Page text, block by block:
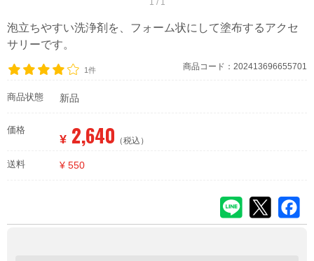
泡立ちやすい洗浄剤を、フォーム状にして塗布するアクセ
サリーです。
1件 商品コード：202413696655701
商品状態 新品
価格
¥ 2,640 （税込）
送料 ¥ 550